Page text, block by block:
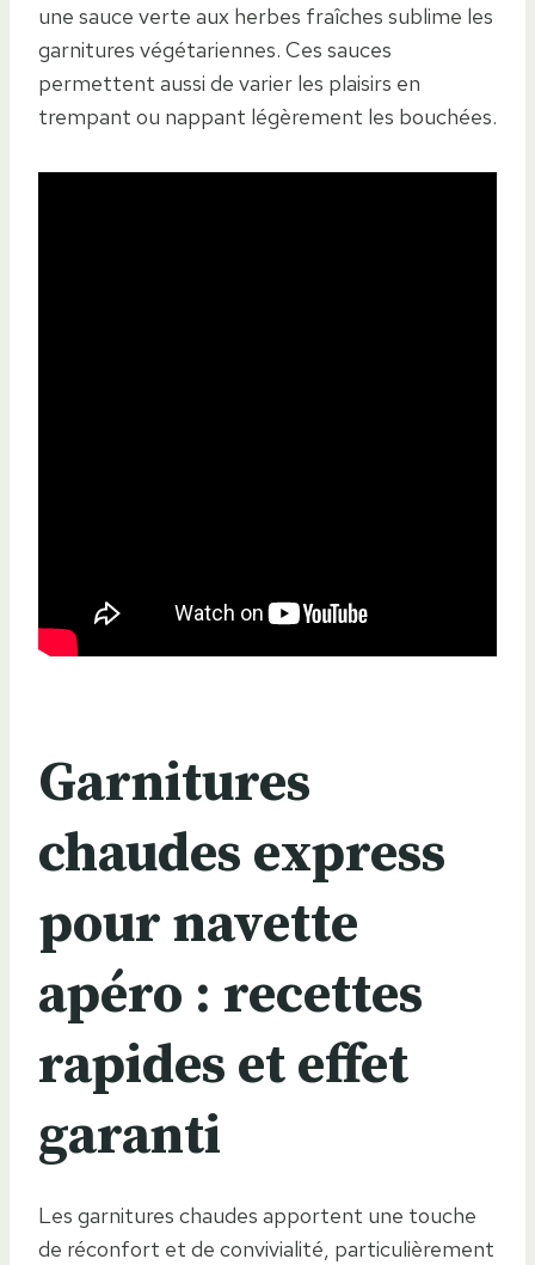
une sauce verte aux herbes fraîches sublime les
garnitures végétariennes. Ces sauces
permettent aussi de varier les plaisirs en
trempant ou nappant légèrement les bouchées.
Garnitures
chaudes express
pour navette
apéro : recettes
rapides et effet
garanti
Les garnitures chaudes apportent une touche
de réconfort et de convivialité, particulièrement